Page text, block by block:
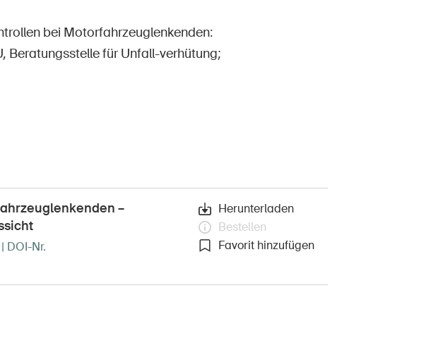
bei Motorfahrzeuglenkenden:
Beratungsstelle für Unfall-verhütung;
–
DOI-Nr.
Herunterladen
Bestellen
Favorit hinzufügen